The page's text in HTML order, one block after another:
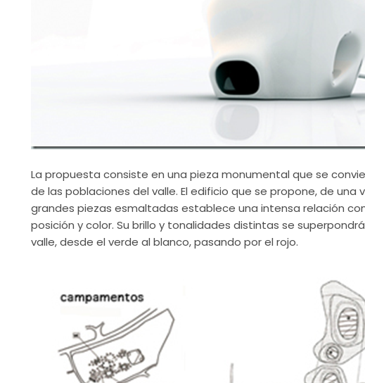
La propuesta consiste en una pieza monumental que se
de las poblaciones del valle. El edificio que se propone, de
grandes piezas esmaltadas establece una intensa relación
posición y color. Su brillo y tonalidades distintas se
valle, desde el verde al blanco, pasando por el rojo.